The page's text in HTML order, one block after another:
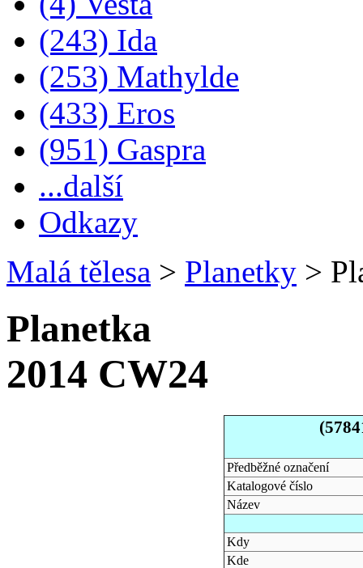
(243) Ida
(253) Mathylde
(433) Eros
(951) Gaspra
...další
Odkazy
Malá tělesa > Planetky >
Planetka
2014 CW24
Předběžné označení
Katalogové číslo
Název
Kdy
Kde